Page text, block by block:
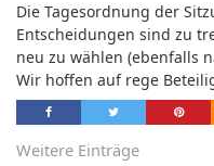
Die Tagesordnung der
Entscheidungen sind zu
neu zu wählen (ebenfalls
Wir hoffen auf rege
Weitere Einträge